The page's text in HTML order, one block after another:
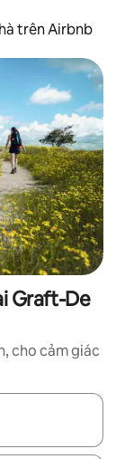
trên Airbnb
Graft-De
cho cảm giác
tên lên và